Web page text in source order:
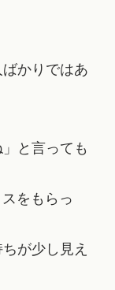
かりではあ
と言っても
をもらっ
が少し見え